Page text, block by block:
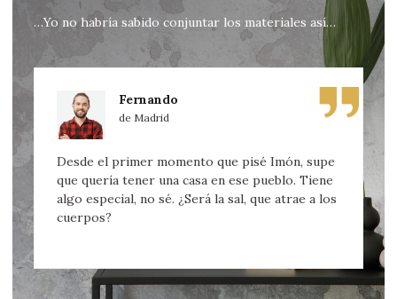
…Yo no habría sabido conjuntar los materiales así…
Fernando
de Madrid
Desde el primer momento que pisé Imón, supe
que quería tener una casa en ese pueblo. Tiene
algo especial, no sé. ¿Será la sal, que atrae a los
cuerpos?